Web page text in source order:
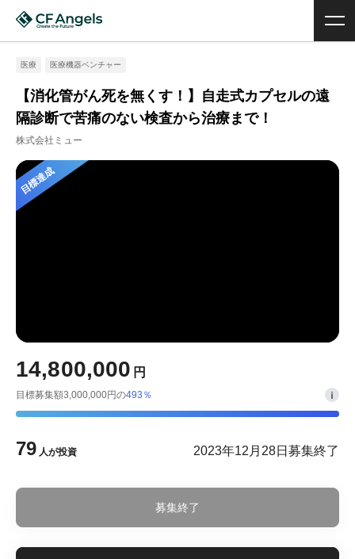
医療 医療機器ベンチャー
【消化管がん死を無くす！】自走式カプセルの遠
隔診断で苦痛のない検査から治療まで！
株式会社ミュー
目標達成
14,800,000 円
目標募集額3,000,000円の493％
79 人が投資 2023年12月28日募集終了
募集終了